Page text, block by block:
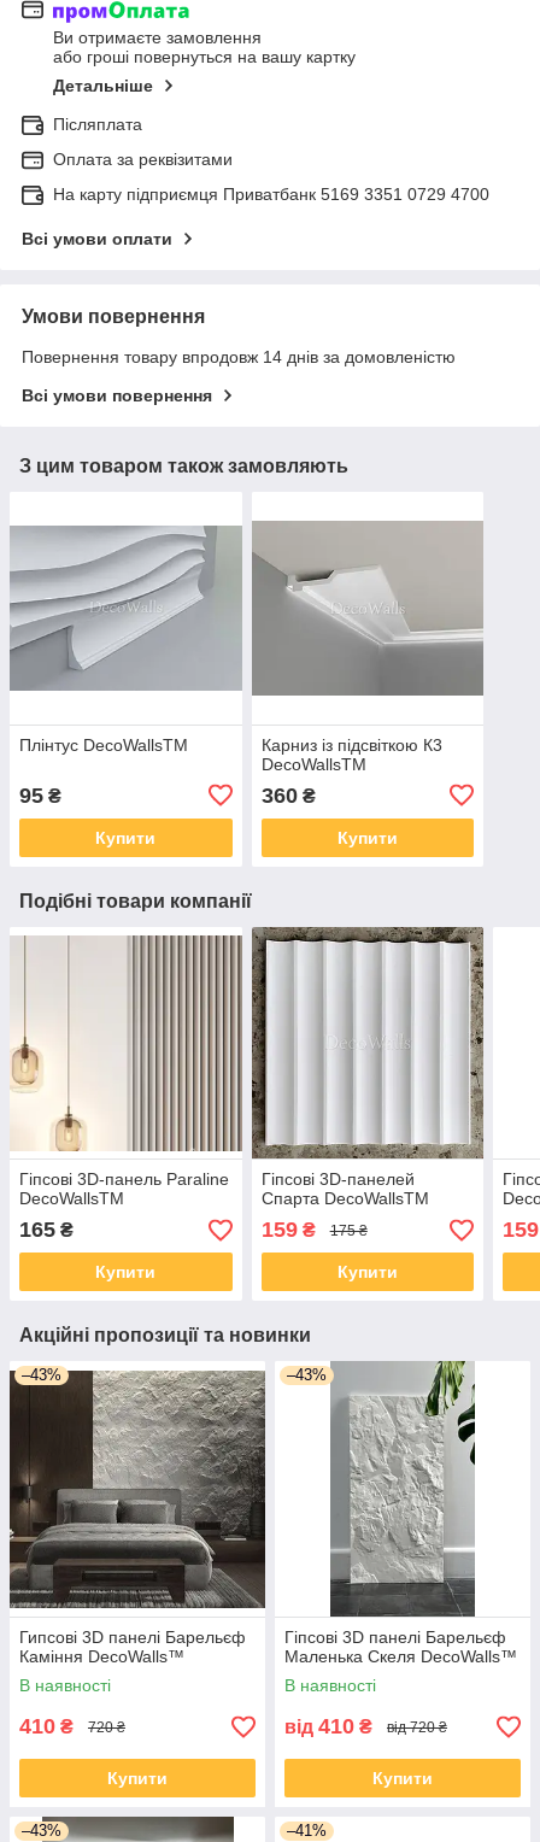
Ви отримаєте замовлення
або гроші повернуться на вашу картку
Детальніше
Післяплата
Оплата за реквізитами
На карту підприємця Приватбанк 5169 3351 0729 4700
Всі умови оплати
Умови повернення
Повернення товару впродовж 14 днів за домовленістю
Всі умови повернення
З цим товаром також замовляють
Плінтус DecoWallsTM
95 ₴
Купити
Карниз із підсвіткою К3
DecoWallsTM
360₴
Купити
Подібні товари компанії
Гіпсові 3D-панель Paraline
DecoWallsTM
165 ₴
Купити
Гіпсові 3D-панелей
Спарта DecoWallsTM
159₴ 175 ₴
Купити
159
Акційні пропозиції та новинки
–43%
Гипсові 3D панелі Барельєф
Каміння DecoWalls™
В наявності
410 ₴ 720 ₴
Купити
–43%
Гіпсові 3D панелі Барельєф
Маленька Скеля DecoWalls™
В наявності
від 410 ₴ від 720 ₴
Купити
–43% –41%